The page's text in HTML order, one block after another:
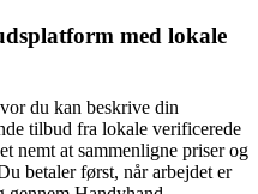
med lokale
du kan beskrive din
tilbud fra lokale verificerede
nemt at sammenligne priser og
betaler først, når arbejdet er